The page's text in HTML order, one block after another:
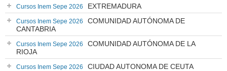
Cursos Inem Sepe 2026 EXTREMADURA
Cursos Inem Sepe 2026
COMUNIDAD AUTÓNOMA DE
CANTABRIA
Cursos Inem Sepe 2026
COMUNIDAD AUTÓNOMA DE LA
RIOJA
Cursos Inem Sepe 2026 CIUDAD AUTONOMA DE CEUTA